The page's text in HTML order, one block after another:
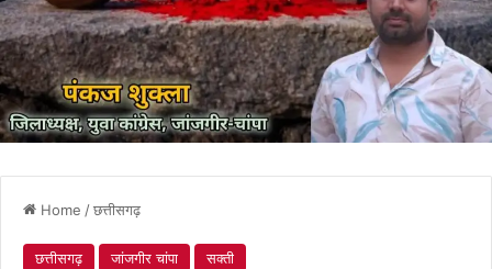
Home /छत्तीसगढ़
छत्तीसगढ़ जांजगीर चांपा सक्ती